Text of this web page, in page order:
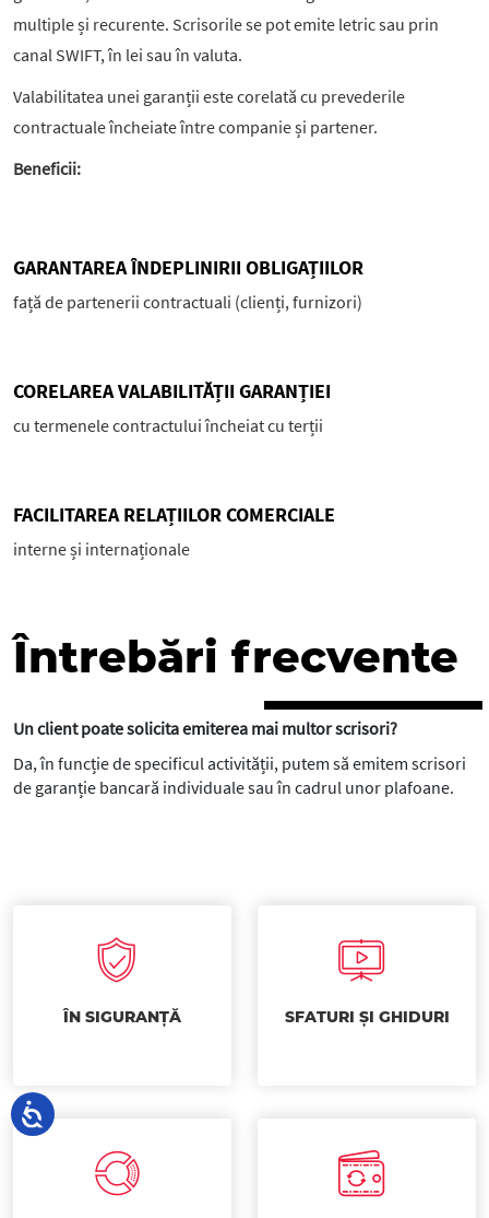
multiple și recurente. Scrisorile se pot emite letric sau prin
canal SWIFT, în lei sau în valuta.
Valabilitatea unei garanții este corelată cu prevederile
contractuale încheiate între companie și partener.
Beneficii:
GARANTAREA ÎNDEPLINIRII OBLIGAȚIILOR
față de partenerii contractuali (clienți, furnizori)
CORELAREA VALABILITĂȚII GARANȚIEI
cu termenele contractului încheiat cu terții
FACILITAREA RELAȚIILOR COMERCIALE
interne și internaționale
Întrebări frecvente
Un client poate solicita emiterea mai multor scrisori?
Da, în funcție de specificul activității, putem să emitem scrisori
de garanție bancară individuale sau în cadrul unor plafoane.
ÎN SIGURANȚĂ SFATURI ȘI GHIDURI